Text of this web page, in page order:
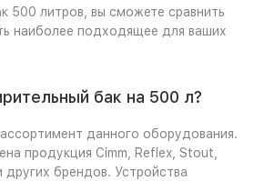
500 литров, вы сможете сравнить
наиболее подходящее для ваших
бак на 500 л?
данного оборудования.
продукция Cimm, Reflex, Stout,
брендов. Устройства